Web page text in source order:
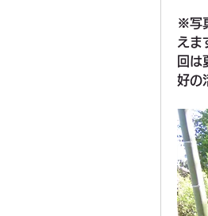
※写
えま
回は
好の